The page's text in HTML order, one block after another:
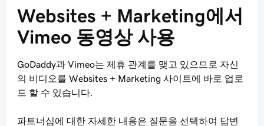
Websites + Marketing에서
Vimeo 동영상 사용
GoDaddy과 Vimeo는 제휴 관계를 맺고 있으므로 자신
의 비디오를 Websites + Marketing 사이트에 바로 업로
드 할 수 있습니다.
파트너십에 대한 자세한 내용은 질문을 선택하여 답변